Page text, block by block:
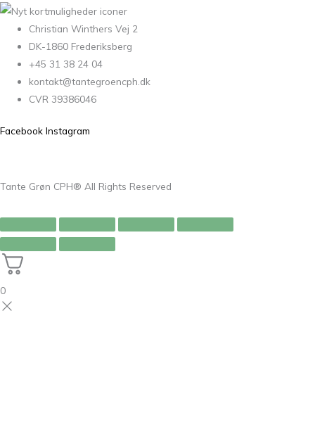
Christian Winthers Vej 2
DK-1860 Frederiksberg
+45 31 38 24 04
kontakt@tantegroencph.dk
CVR 39386046
Facebook Instagram
Tante Grøn CPH® All Rights Reserved
0